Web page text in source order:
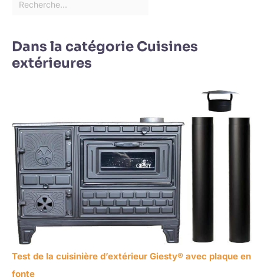
Dans la catégorie Cuisines
extérieures
Test de la cuisinière d’extérieur Giesty® avec plaque en
fonte